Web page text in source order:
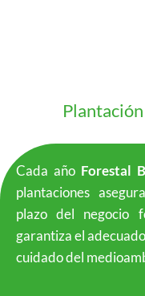
Plantación
Cada año Forestal
plantaciones
plazo del negocio
garantiza el
cuidado del